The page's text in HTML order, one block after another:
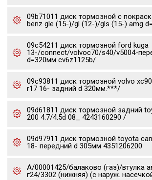
09b71011 диск тормозной с
benz gle (15-)/gl (12-)/gls (15-) amg
09c54211 диск тормозной ford kuga
13-/connect/volvoc70/s40/v5004-
d=320мм cv6z1125b/
09c93811 диск тормозной volvo
r17 16- задний d 320мм.***/
09d61811 диск тормозной задний
200 4.7/4.5d 08_ 4243160290 /
09d97911 диск тормозной toyota
18- передний d 305мм 4351206200
А/00001425/балаково (газ)/втулка
г24/3302 (нижняя) (с наруж.